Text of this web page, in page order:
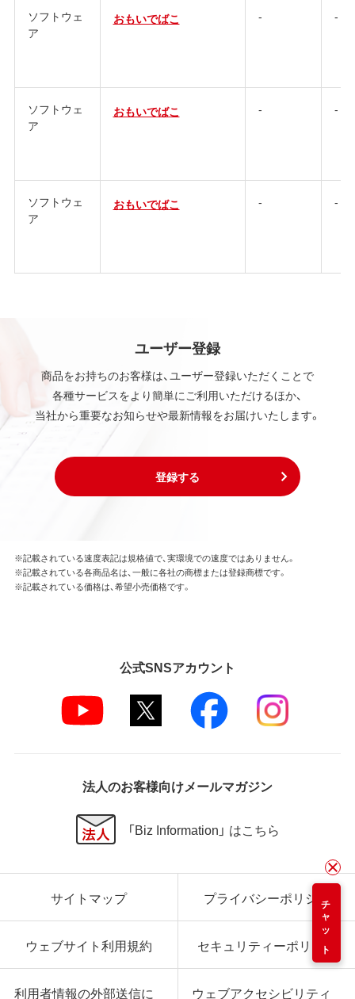
ソフトウェ
ア
おもいでばこ - -
ソフトウェ
ア
おもいでばこ - -
ソフトウェ
ア
おもいでばこ - -
ユーザー登録
商品をお持ちのお客様は、ユーザー登録いただくことで
各種サービスをより簡単にご利用いただけるほか、
当社から重要なお知らせや最新情報をお届けいたします。
登録する
チャット
※記載されている速度表記は規格値で、実環境での速度ではありません。
※記載されている各商品名は、一般に各社の商標または登録商標です。
※記載されている価格は、希望小売価格です。
公式SNSアカウント
法人のお客様向けメールマガジン
「Biz Information」 はこちら
サイトマップ プライバシーポリシー
ウェブサイト利用規約 セキュリティーポリシー
利用者情報の外部送信に ウェブアクセシビリティ